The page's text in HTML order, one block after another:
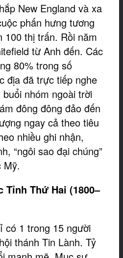
New England và xa
phấn hưng tương
100 thị trấn. Rồi năm
từ Anh đến. Các
80% trong số
địa đã trực tiếp nghe
nhóm ngoài trời
đông đông đảo đến
ngay cả theo tiêu
nhiều ghi nhận,
“ngôi sao đại chúng”
Mỹ.
Tỉnh Thứ Hai (1800–
có 1 trong 15 người
thánh Tin Lành. Tỷ